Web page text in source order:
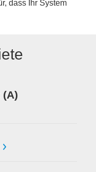
dass Ihr System